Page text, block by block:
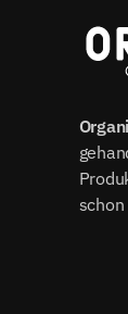
schon